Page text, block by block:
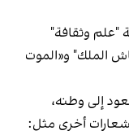
"علم وثقافة"
الملك" و«الموت
إلى وطنه،
أخرى مثل: